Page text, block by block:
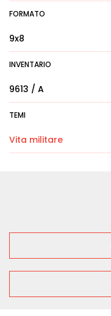
FORMATO
9x8
INVENTARIO
9613 / A
TEMI
Vita militare